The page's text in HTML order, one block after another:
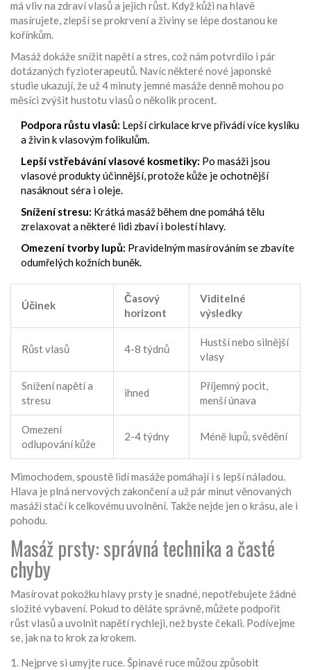
má vliv na zdraví vlasů a jejich růst. Když kůži na hlavě
masírujete, zlepší se prokrvení a živiny se lépe dostanou ke
kořínkům.
Masáž dokáže snížit napětí a stres, což nám potvrdilo i pár
dotázaných fyzioterapeutů. Navíc některé nové japonské
studie ukazují, že už 4 minuty jemné masáže denně mohou po
měsíci zvýšit hustotu vlasů o několik procent.
Podpora růstu vlasů: Lepší cirkulace krve přivádí více kyslíku
a živin k vlasovým folikulům.
Lepší vstřebávání vlasové kosmetiky: Po masáži jsou
vlasové produkty účinnější, protože kůže je ochotnější
nasáknout séra i oleje.
Snížení stresu: Krátká masáž během dne pomáhá tělu
zrelaxovat a některé lidi zbaví i bolestí hlavy.
Omezení tvorby lupů: Pravidelným masírováním se zbavíte
odumřelých kožních buněk.
Účinek
Časový
horizont
Viditelné
výsledky
Růst vlasů 4-8 týdnů
Hustší nebo silnější
vlasy
Snížení napětí a
stresu
ihned
Příjemný pocit,
menší únava
Omezení
odlupování kůže
2-4 týdny Méně lupů, svědění
Mimochodem, spoustě lidí masáže pomáhají i s lepší náladou.
Hlava je plná nervových zakončení a už pár minut věnovaných
masáži stačí k celkovému uvolnění. Takže nejde jen o krásu, ale i
pohodu.
Masáž prsty: správná technika a časté
chyby
Masírovat pokožku hlavy prsty je snadné, nepotřebujete žádné
složité vybavení. Pokud to děláte správně, můžete podpořit
růst vlasů a uvolnit napětí rychleji, než byste čekali. Podívejme
se, jak na to krok za krokem.
Nejprve si umyjte ruce. Špinavé ruce můžou způsobit